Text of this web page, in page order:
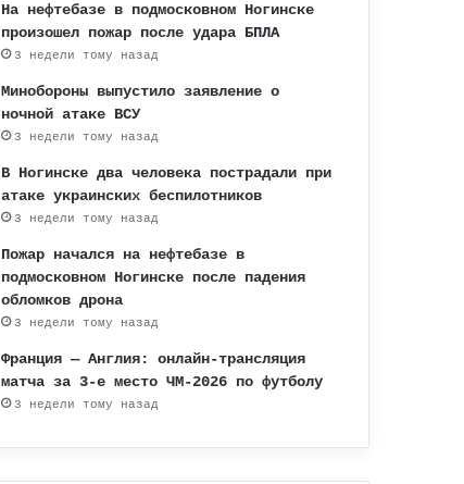
На нефтебазе в подмосковном Ногинске
произошел пожар после удара БПЛА
3 недели тому назад
Минобороны выпустило заявление о
ночной атаке ВСУ
3 недели тому назад
В Ногинске два человека пострадали при
атаке украинских беспилотников
3 недели тому назад
Пожар начался на нефтебазе в
подмосковном Ногинске после падения
обломков дрона
3 недели тому назад
Франция — Англия: онлайн-трансляция
матча за 3-е место ЧМ-2026 по футболу
3 недели тому назад